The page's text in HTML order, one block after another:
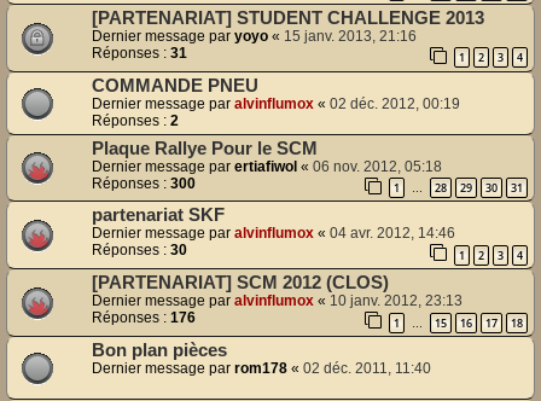
[PARTENARIAT] STUDENT CHALLENGE 2013
Dernier message par yoyo « 15 janv. 2013, 21:16
Réponses : 31 1 2 3 4
COMMANDE PNEU
Dernier message par alvinflumox « 02 déc. 2012, 00:19
Réponses : 2
Plaque Rallye Pour le SCM
Dernier message par ertiafiwol « 06 nov. 2012, 05:18
Réponses : 300 1 … 28 29 30 31
partenariat SKF
Dernier message par alvinflumox « 04 avr. 2012, 14:46
Réponses : 30 1 2 3 4
[PARTENARIAT] SCM 2012 (CLOS)
Dernier message par alvinflumox « 10 janv. 2012, 23:13
Réponses : 176 1 15 16 17 18
Bon plan pièces
Dernier message par rom178 « 02 déc. 2011, 11:40